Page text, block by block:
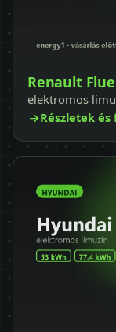
Renault
elektromos
Részletek